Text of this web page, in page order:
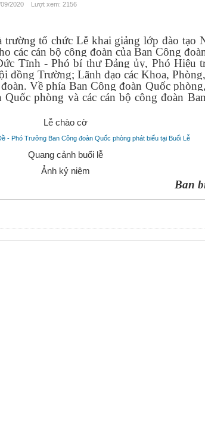
2020 Lượt xem: 2156
tổ chức Lễ khai giảng lớp đào tạo
các cán bộ công đoàn của Ban Công
Tĩnh - Phó bí thư Đảng ủy, Phó Hiệu
đồng Trường; Lãnh đạo các Khoa,
Về phía Ban Công đoàn Quốc
phòng và các cán bộ công đoàn
Lễ chào cờ
- Phó Trưởng Ban Công đoàn Quốc phòng phát biểu tại Buổi Lễ
Quang cảnh buổi lễ
Ảnh kỷ niệm
Ban